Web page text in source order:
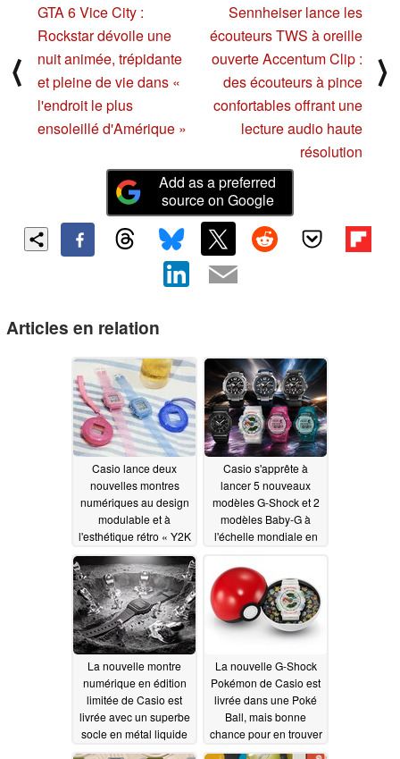
⟨
GTA 6 Vice City :
Rockstar dévoile une
nuit animée, trépidante
et pleine de vie dans «
l'endroit le plus
ensoleillé d'Amérique »
Sennheiser lance les
écouteurs TWS à oreille
ouverte Accentum Clip :
des écouteurs à pince
confortables offrant une
lecture audio haute
résolution
⟩
Add as a preferred
source on Google
Articles en relation
Casio lance deux
nouvelles montres
numériques au design
modulable et à
l'esthétique rétro « Y2K
»07/06/2026
Casio s'apprête à
lancer 5 nouveaux
modèles G-Shock et 2
modèles Baby-G à
l'échelle mondiale en
07/03/2026
La nouvelle montre
numérique en édition
limitée de Casio est
livrée avec un superbe
socle en métal liquide
07/01/2026
La nouvelle G-Shock
Pokémon de Casio est
livrée dans une Poké
Ball, mais bonne
chance pour en trouver
une06/26/2026